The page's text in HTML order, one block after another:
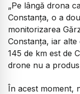
„Pe lângă drona
Constanța, o a
monitorizarea
Constanța, iar
145 de km est de
drone nu a
În acest moment,